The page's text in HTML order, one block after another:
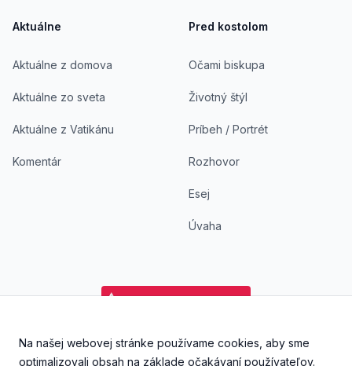
Aktuálne
Aktuálne z domova
Aktuálne zo sveta
Aktuálne z Vatikánu
Komentár
Pred kostolom
Očami biskupa
Životný štýl
Príbeh / Portrét
Rozhovor
Esej
Úvaha
FacebookInstagramYouTubeAplikácia DoKostola -
Aplikácia
Na našej webovej stránke používame cookies, aby sme
optimalizovali obsah na základe očakávaní používateľov.